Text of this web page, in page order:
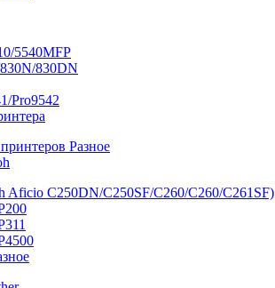
5540MFP
830DN
Pro9542
Разное
Aficio C250DN/C250SF/C260/C260/C261SF)